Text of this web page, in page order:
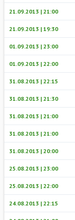
21.09.2013 | 21:00
21.09.2013 | 19:30
01.09.2013 | 23:00
01.09.2013 | 22:00
31.08.2013 | 22:15
31.08.2013 | 21:30
31.08.2013 | 21:00
31.08.2013 | 21:00
31.08.2013 | 20:00
25.08.2013 | 23:00
25.08.2013 | 22:00
24.08.2013 | 22:15